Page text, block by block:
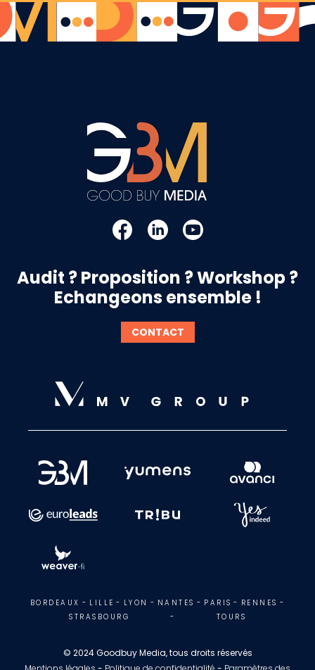
Audit ? Proposition ? Workshop ?
Echangeons ensemble !
CONTACT
BORDEAUX - LILLE - LYON - NANTES - PARIS - RENNES -
STRASBOURG
- TOURS
© 2024 Goodbuy Media, tous droits réservés